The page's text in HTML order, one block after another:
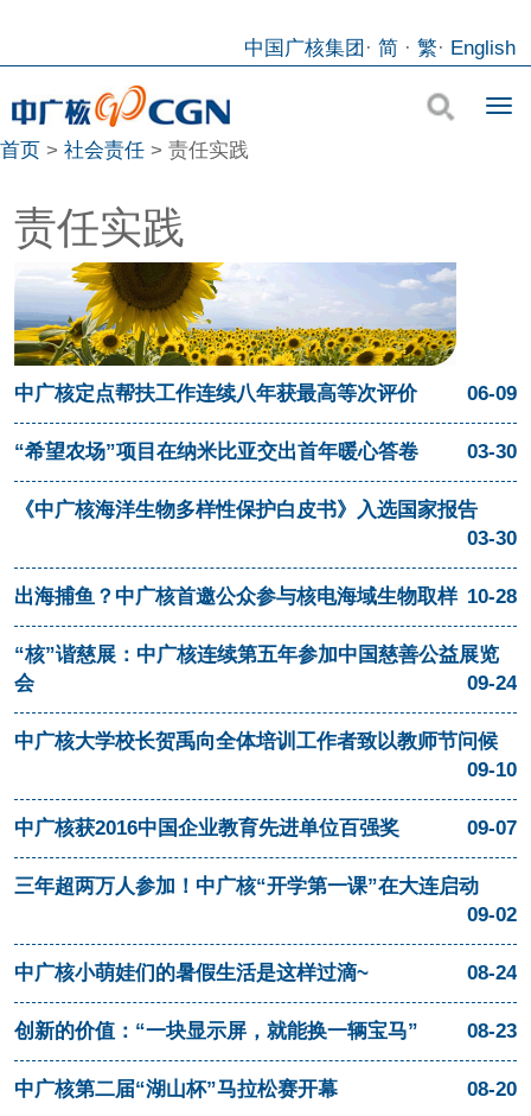
中国广核集团 · 简· 繁· English
首页 > 社会责任 > 责任实践
责任实践
中广核定点帮扶工作连续八年获最高等次评价 06-09
“希望农场”项目在纳米比亚交出首年暖心答卷 03-30
《中广核海洋生物多样性保护白皮书》入选国家报告
03-30
出海捕鱼？中广核首邀公众参与核电海域生物取样 10-28
“核”谐慈展：中广核连续第五年参加中国慈善公益展览
会
09-24
中广核大学校长贺禹向全体培训工作者致以教师节问候
09-10
中广核获2016中国企业教育先进单位百强奖 09-07
三年超两万人参加！中广核“开学第一课”在大连启动
09-02
中广核小萌娃们的暑假生活是这样过滴~ 08-24
创新的价值：“一块显示屏，就能换一辆宝马” 08-23
中广核第二届“湖山杯”马拉松赛开幕 08-20